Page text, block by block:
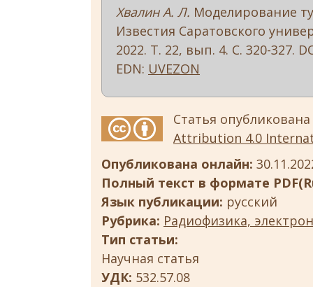
Хвалин А. Л. Моделирование
Известия Саратовского
2022. Т. 22, вып. 4. С. 320-327.
EDN: UVEZON
Статья
Attribution 4.0
Опубликована онлайн:
Полный текст в формате
Язык публикации: русский
Рубрика: Радиофизика,
Тип статьи:
Научная статья
УДК: 532.57.08